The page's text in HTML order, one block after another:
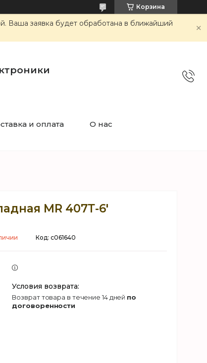
Корзина
Ваша заявка будет обработана в ближайший
и оплата О нас
MR 407Т-6'
Код: c061640
возврат товара в течение 14 дней по
договоренности